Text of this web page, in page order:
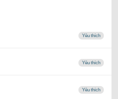
Yêu thích
Yêu thích
Yêu thích